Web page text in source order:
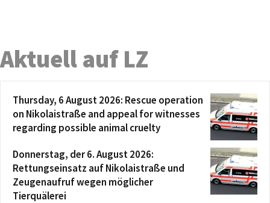
Aktuell auf LZ
Thursday, 6 August 2026: Rescue operation
on Nikolaistraße and appeal for witnesses
regarding possible animal cruelty
Donnerstag, der 6. August 2026:
Rettungseinsatz auf Nikolaistraße und
Zeugenaufruf wegen möglicher
Tierquälerei